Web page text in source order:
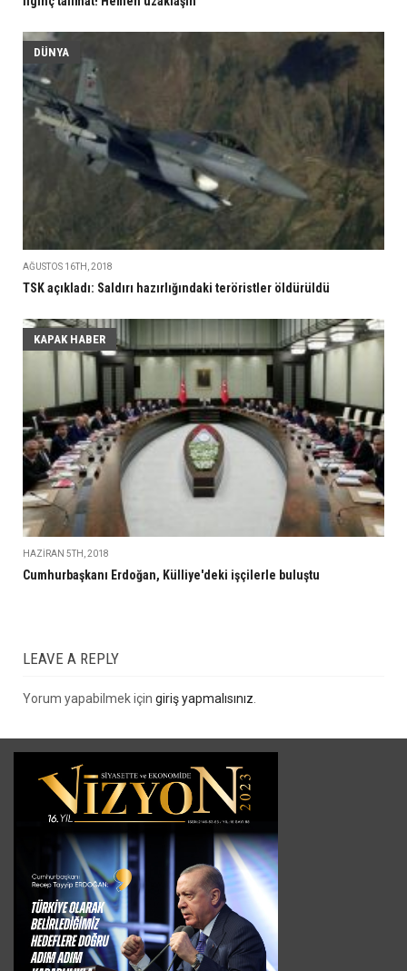
DÜNYA
AĞUSTOS 16TH, 2018
TSK açıkladı: Saldırı hazırlığındaki teröristler öldürüldü
KAPAK HABER
HAZIRAN 5TH, 2018
Cumhurbaşkanı Erdoğan, Külliye'deki işçilerle buluştu
LEAVE A REPLY
Yorum yapabilmek için giriş yapmalısınız.